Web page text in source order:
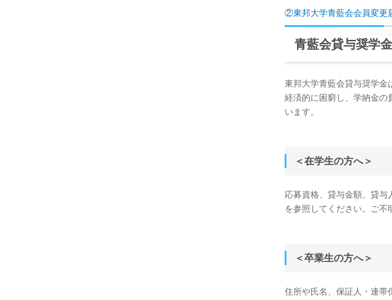
②東邦大学青藍会会員変更
青藍会貸与奨学
東邦大学青藍会貸与奨学金
経済的に困窮し、学納金の
います。
＜在学生の方へ＞
応募資格、貸与金額、貸与
を参照してください。ご不
＜卒業生の方へ＞
住所や氏名、保証人・連帯